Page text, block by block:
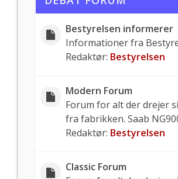
Bestyrelsen informerer
Informationer fra
Redaktør: Bestyrelsen
Modern Forum
Forum for alt der drejer
fra fabrikken. Saab
Redaktør: Bestyrelsen
Classic Forum